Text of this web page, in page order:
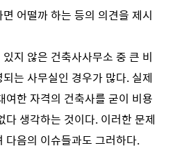
어떨까 하는 등의 의견을 제시
지 않은 건축사사무소 중 큰 비
는 사무실인 경우가 많다. 실제
여한 자격의 건축사를 굳이 비용
생각하는 것이다. 이러한 문제
다음의 이슈들과도 그러하다.